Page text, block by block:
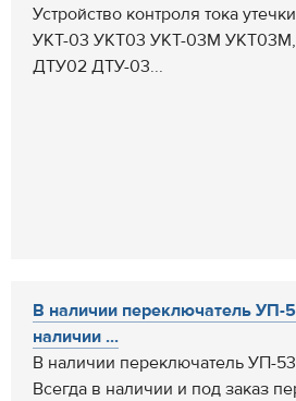
Устройство контроля тока
УКТ-03 УКТ03 УКТ-03М УКТ03М,
ДТУ02 ДТУ-03...
В наличии переключатель УП-
наличии ...
В наличии переключатель УП-
Всегда в наличии и под заказ